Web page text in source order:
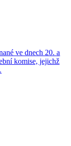
ve dnech 20. a
komise, jejichž